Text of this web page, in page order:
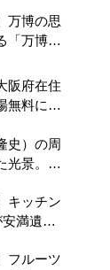
万博の思
「万博レ
屋根リン
阪府在住
無料に、
みの自
と「ボタ
阪」へ招
史）の周
光景。ド
話で光っ
キッチン
満遺跡
を満喫
メイベン
フルーツ